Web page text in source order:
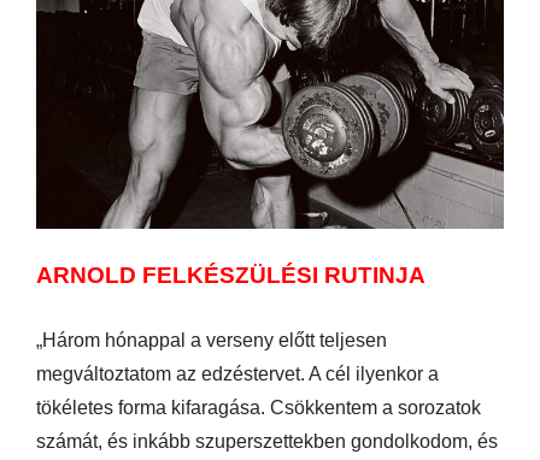
ARNOLD FELKÉSZÜLÉSI RUTINJA
„Három hónappal a verseny előtt teljesen
megváltoztatom az edzéstervet. A cél ilyenkor a
tökéletes forma kifaragása. Csökkentem a sorozatok
számát, és inkább szuperszettekben gondolkodom, és